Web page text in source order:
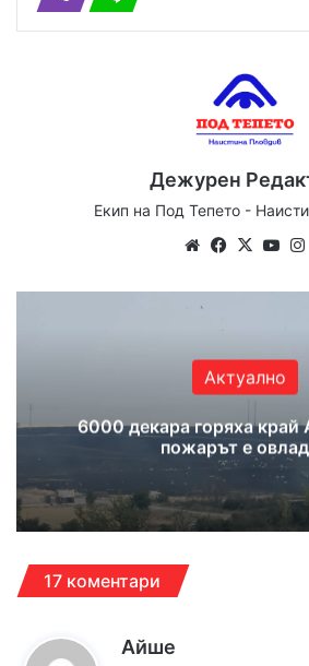
Дежурен
Екип на Под Тепето -
WebsiteFacebook
X
Актуално
6000 декара горяха край
пожарът е
17 коментари
Айше